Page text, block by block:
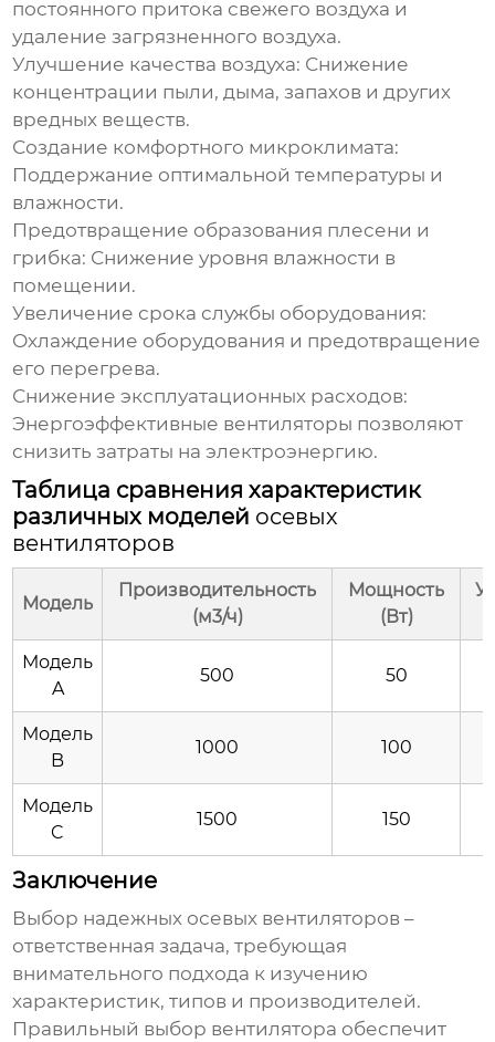
постоянного притока свежего воздуха и
удаление загрязненного воздуха.
Улучшение качества воздуха: Снижение
концентрации пыли, дыма, запахов и других
вредных веществ.
Создание комфортного микроклимата:
Поддержание оптимальной температуры и
влажности.
Предотвращение образования плесени и
грибка: Снижение уровня влажности в
помещении.
Увеличение срока службы оборудования:
Охлаждение оборудования и предотвращение
его перегрева.
Снижение эксплуатационных расходов:
Энергоэффективные вентиляторы позволяют
снизить затраты на электроэнергию.
Таблица сравнения характеристик
различных моделей осевых
вентиляторов
Модель
Производительность
(м3/ч)
Мощность
(Вт)
Модель
A
500 50
Модель
B
1000 100
Модель
C
1500 150
Заключение
Выбор надежных осевых вентиляторов –
ответственная задача, требующая
внимательного подхода к изучению
характеристик, типов и производителей.
Правильный выбор вентилятора обеспечит